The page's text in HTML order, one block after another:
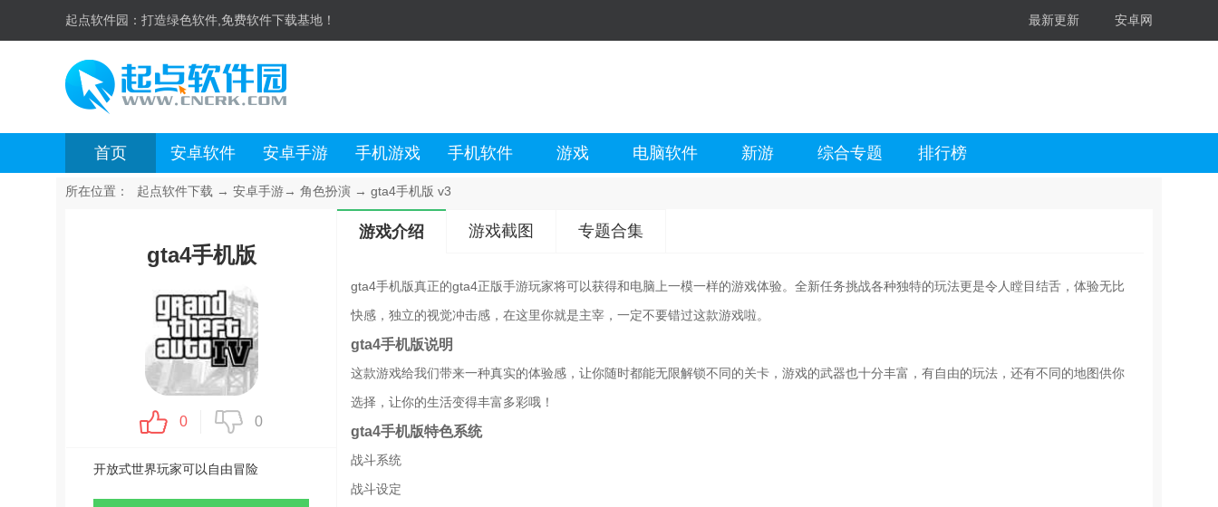
起点软件园： 打造绿色软件,免费软件下载基地！ 最新更新 安卓网
首页 安卓软件 安卓手游 手机游戏 手机软件 游戏 电脑软件 新游 综合专题 排行榜
所在位置： 起点软件下载 → 安卓手游→ 角色扮演 → gta4手机版 v3
gta4手机版
0 0
开放式世界玩家可以自由冒险
游戏介绍 游戏截图 专题合集
gta4手机版真正的gta4正版手游玩家将可以获得和电脑上一模一样的游戏体验。全新任务挑战各种独特的玩法更是令人瞠目结舌，体验无比
快感，独立的视觉冲击感，在这里你就是主宰，一定不要错过这款游戏啦。
gta4手机版说明
这款游戏给我们带来一种真实的体验感，让你随时都能无限解锁不同的关卡，游戏的武器也十分丰富，有自由的玩法，还有不同的地图供你
选择，让你的生活变得丰富多彩哦！
gta4手机版特色系统
战斗系统
战斗设定